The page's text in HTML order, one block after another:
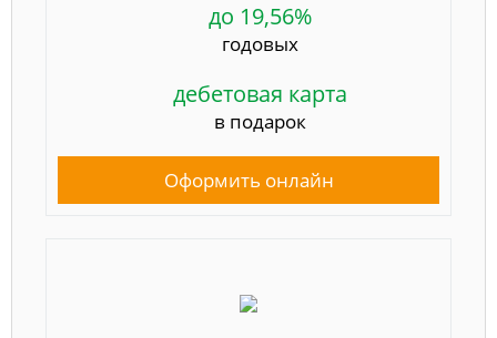
до 19,56%
годовых
дебетовая карта
в подарок
Оформить онлайн